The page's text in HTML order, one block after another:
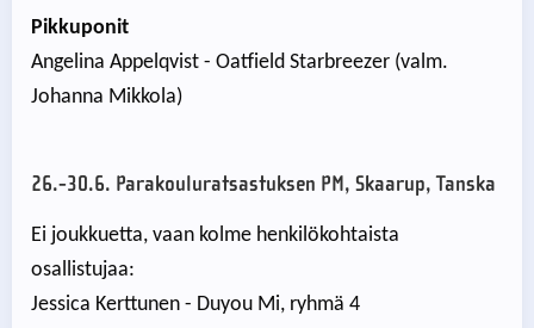
Pikkuponit
Angelina Appelqvist - Oatfield Starbreezer (valm.
Johanna Mikkola)
26.-30.6. Parakouluratsastuksen PM, Skaarup, Tanska
Ei joukkuetta, vaan kolme henkilökohtaista
osallistujaa:
Jessica Kerttunen - Duyou Mi, ryhmä 4